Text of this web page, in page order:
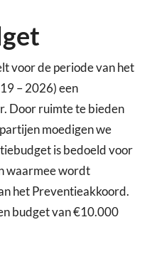
voor de periode van het
– 2026) een
Door ruimte te bieden
moedigen we
is bedoeld voor
waarmee wordt
het Preventieakkoord.
budget van €10.000